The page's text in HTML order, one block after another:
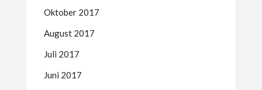
Oktober 2017
August 2017
Juli 2017
Juni 2017